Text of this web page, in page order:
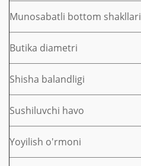
Munosabatli bottom shakllari
Butika diametri
Shisha balandligi
Sushiluvchi havo
Yoyilish o'rmoni